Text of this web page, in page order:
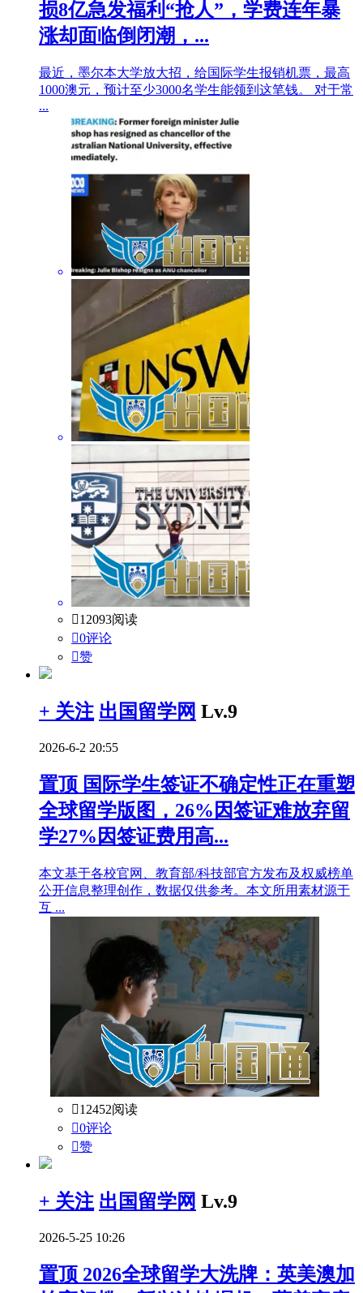
损8亿急发福利“抢人”，学费连年暴
涨却面临倒闭潮，...
最近，墨尔本大学放大招，给国际学生报销机票，最高
1000澳元，预计至少3000名学生能领到这笔钱。 对于常
...
12093阅读
0评论
赞
+ 关注 出国留学网 Lv.9
2026-6-2 20:55
置顶 国际学生签证不确定性正在重塑
全球留学版图，26%因签证难放弃留
学27%因签证费用高...
本文基于各校官网、教育部/科技部官方发布及权威榜单
公开信息整理创作，数据仅供参考。本文所用素材源于
互 ...
12452阅读
0评论
赞
+ 关注 出国留学网 Lv.9
2026-5-25 10:26
置顶 2026全球留学大洗牌：英美澳加